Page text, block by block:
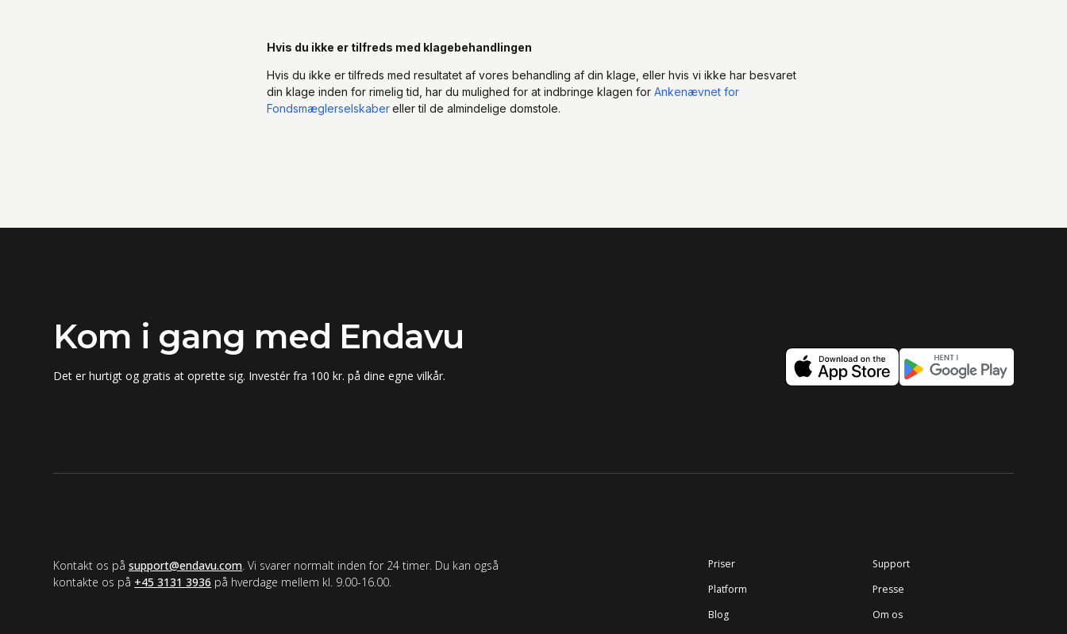
Hvis du ikke er tilfreds med klagebehandlingen
Hvis du ikke er tilfreds med resultatet af vores behandling af din klage, eller hvis vi ikke har besvaret
din klage inden for rimelig tid, har du mulighed for at indbringe klagen for Ankenævnet for
Fondsmæglerselskabereller til de almindelige domstole.
Kom i gang med Endavu
Det er hurtigt og gratis at oprette sig. Investér fra 100 kr. på dine egne vilkår.
Kontakt os påsupport@endavu.com. Vi svarer normalt inden for 24 timer. Du kan også
kontakte os på +45 3131 3936 på hverdage mellem kl. 9.00-16.00.
Priser
Platform
Blog
Support
Presse
Om os